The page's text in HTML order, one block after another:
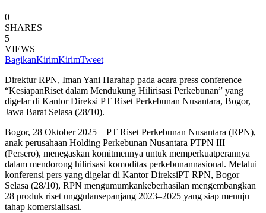
0
SHARES
5
VIEWS
BagikanKirimKirimTweet
DirekturRPN, Iman Yani Harahap pada acara press conference
“KesiapanRiset dalam Mendukung Hilirisasi Perkebunan” yang
digelardi KantorDireksi PT Riset Perkebunan Nusantara, Bogor,
Jawa Barat Selasa (28/10).
Bogor, 28 Oktober 2025 – PT Riset Perkebunan Nusantara (RPN),
anak perusahaan Holding Perkebunan Nusantara PTPN III
(Persero), menegaskan komitmennya untuk memperkuatperannya
dalam mendorong hilirisasi komoditas perkebunannasional. Melalui
konferensi pers yang digelardi KantorDireksiPT RPN, Bogor
Selasa (28/10), RPN mengumumkankeberhasilan mengembangkan
28 produk riset unggulansepanjang 2023–2025 yang siap menuju
tahap komersialisasi.